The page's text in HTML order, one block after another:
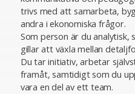
trivs med att samarbeta,
andra i ekonomiska frågor.
Som person är du
gillar att växla mellan
Du tar initiativ, arbetar
framåt, samtidigt som du
vara en del av ett team.